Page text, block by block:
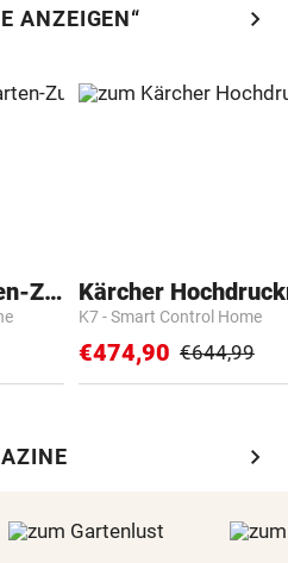
ANZEIGEN“ chevron_right
Esschert Kinder Garten-Zubehör Kärcher
K7 - Smart Control Home
€474,90 €644,99
chevron_right